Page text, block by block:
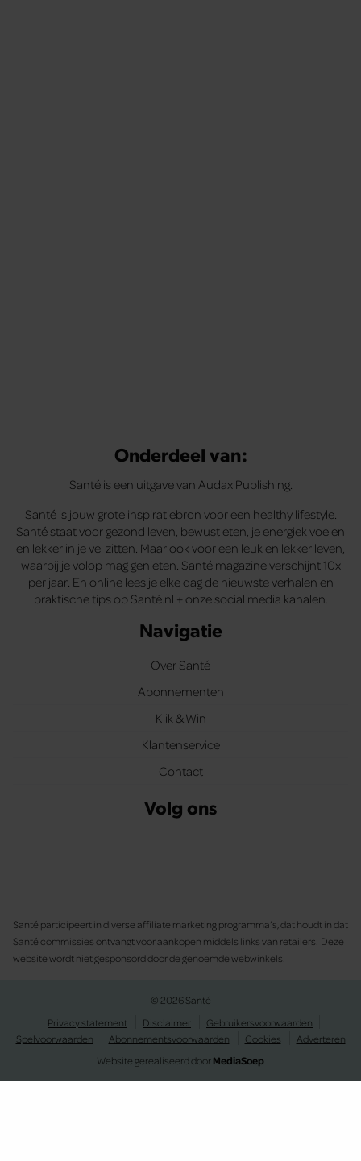
Onderdeel van:
Santé is een uitgave van Audax Publishing.
Santé is jouw grote inspiratiebron voor een healthy lifestyle.
Santé staat voor gezond leven, bewust eten, je energiek voelen
en lekker in je vel zitten. Maar ook voor een leuk en lekker leven,
waarbij je volop mag genieten. Santé magazine verschijnt 10x
per jaar. En online lees je elke dag de nieuwste verhalen en
praktische tips op Santé.nl + onze social media kanalen.
Navigatie
Over Santé
Abonnementen
Klik & Win
Klantenservice
Contact
Volg ons
Santé participeert in diverse affiliate marketing programma’s, dat houdt in dat
Santé commissies ontvangt voor aankopen middels links van retailers. Deze
website wordt niet gesponsord door de genoemde webwinkels.
© 2026 Santé
Privacy statement
Disclaimer
Gebruikersvoorwaarden
Spelvoorwaarden
Abonnementsvoorwaarden Cookies
Adverteren
Website gerealiseerd doorMediaSoep